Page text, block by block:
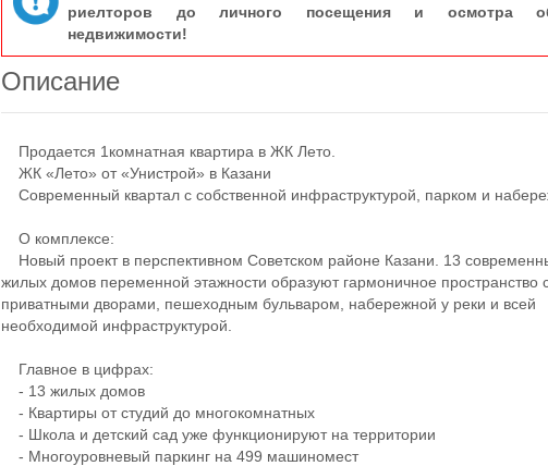
риелторов до личного посещения и осмотра
недвижимости!
Описание
Продается 1комнатная квартира в ЖК Лето.
ЖК «Лето» от «Унистрой» в Казани
Современный квартал с собственной инфраструктурой, парком и
О комплексе:
Новый проект в перспективном Советском районе Казани. 13
жилых домов переменной этажности образуют гармоничное пространство
приватными дворами, пешеходным бульваром, набережной у реки и всей
необходимой инфраструктурой.
Главное в цифрах:
- 13 жилых домов
- Квартиры от студий до многокомнатных
- Школа и детский сад уже функционируют на территории
- Многоуровневый паркинг на 499 машиномест